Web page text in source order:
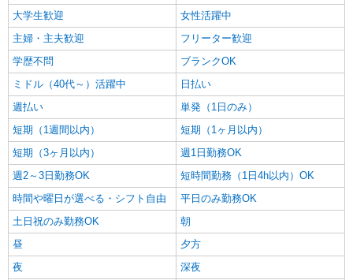
交通費実費支給／当社規定あり。
東京都品川区大井 【駅チカ】大井町駅より徒
歩1分
詳細を見る
派遣社員
株式会社バイトレ（ADM816221）
インテリア壁紙の出荷業務（集荷、梱包作業の
時給1350円
東京都品川区
キープ
派遣社員
株式会社バイトレ（ADM821389）
大学生歓迎
女性活躍中
主婦・主夫歓迎
フリーター歓迎
学歴不問
ブランクOK
ミドル（40代～）活躍中
日払い
週払い
単発（1日のみ）
短期（1週間以内）
短期（1ヶ月以内）
短期（3ヶ月以内）
週1日勤務OK
週2～3日勤務OK
短時間勤務（1日4h以内）OK
時間や曜日が選べる・シフト自由
平日のみ勤務OK
土日祝のみ勤務OK
朝
昼
夕方
夜
深夜